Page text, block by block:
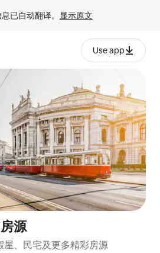
已自动翻译。 显示原文
Use app
源
、民宅及更多精彩房源